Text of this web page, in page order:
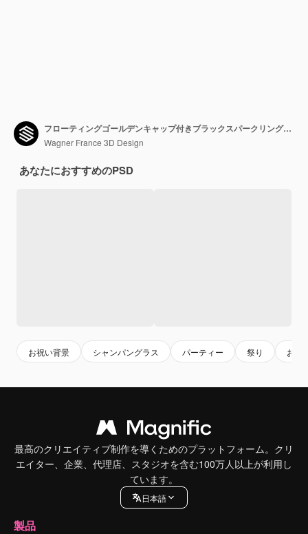
フローティングゴールデンキャップ付きブラックスパークリングボトル
Wagner France 3D Design
あなたにおすすめのPSD
お祝い背景 シャンパングラス パーティー 祭り お祝
最高のクリエイティブ制作を導くためのプラットフォーム。クリ
エイター、企業、代理店、スタジオを含む100万人以上が利用し
ています。
日本語
製品